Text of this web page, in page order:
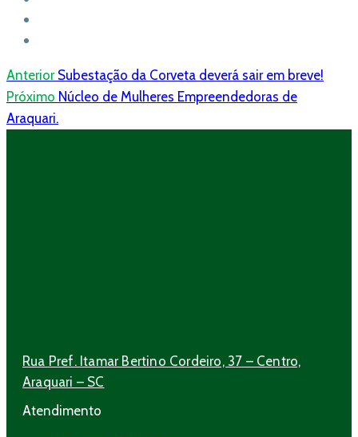
Anterior Subestação da Corveta deverá sair em breve!
Próximo Núcleo de Mulheres Empreendedoras de
Araquari.
Rua Pref. Itamar Bertino Cordeiro, 37 – Centro,
Araquari – SC
Atendimento